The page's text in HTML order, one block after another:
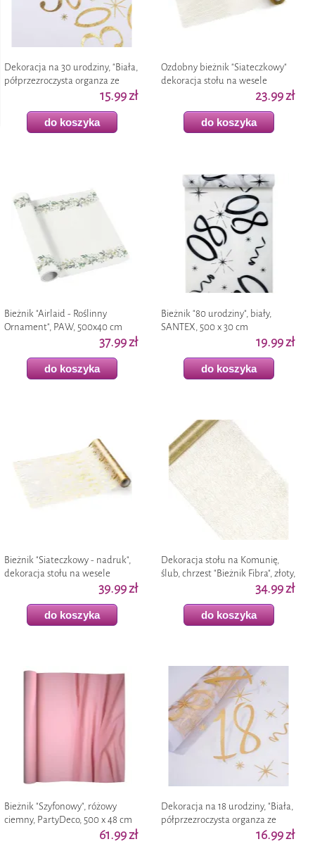
Dekoracja na 30 urodziny, "Biała,
półprzezroczysta organza ze
złotym nadrukiem,, bieżnik na
15.99 zł
do koszyka
Ozdobny bieżnik "Siateczkowy"
dekoracja stołu na wesele
urodziny glamour, złoty, 0,36 x 9
23.99 zł
do koszyka
Bieżnik "Airlaid - Roślinny
Ornament", PAW, 500x40 cm
37.99 zł
do koszyka
Bieżnik "80 urodziny", biały,
SANTEX, 500 x 30 cm
19.99 zł
do koszyka
Bieżnik "Siateczkowy - nadruk",
dekoracja stołu na wesele
urodziny glamour, złoty, 0,36 x 9
39.99 zł
do koszyka
Dekoracja stołu na Komunię,
ślub, chrzest "Bieżnik Fibra", złoty,
34.99 zł
do koszyka
Bieżnik "Szyfonowy", różowy
ciemny, PartyDeco, 500 x 48 cm
61.99 zł
Dekoracja na 18 urodziny, "Biała,
półprzezroczysta organza ze
złotym nadrukiem,, bieżnik na
16.99 zł